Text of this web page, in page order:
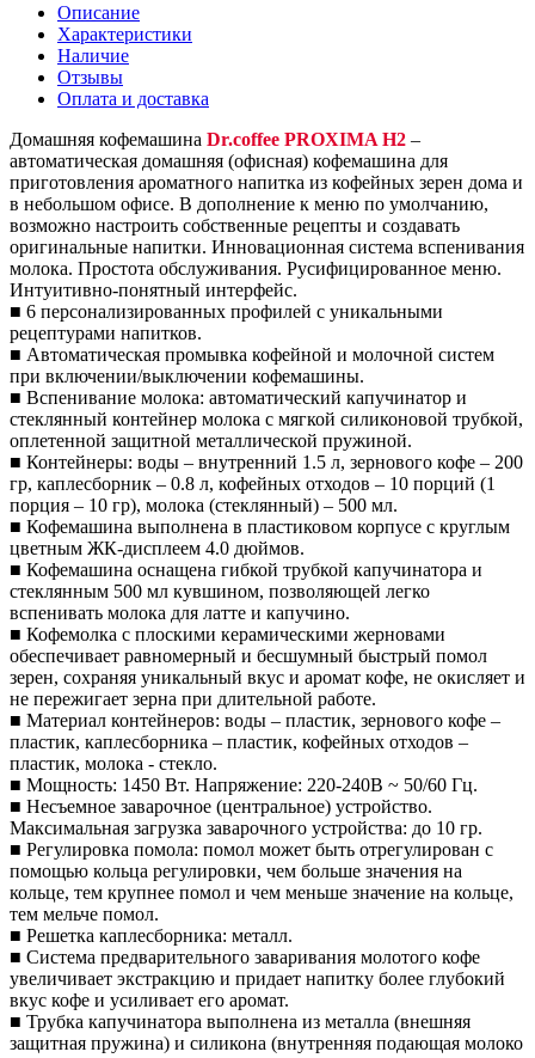
Описание
Характеристики
Наличие
Отзывы
Оплата и доставка
Домашняя кофемашина Dr.coffee PROXIMA H2 –
автоматическая домашняя (офисная) кофемашина для
приготовления ароматного напитка из кофейных зерен дома и
в небольшом офисе. В дополнение к меню по умолчанию,
возможно настроить собственные рецепты и создавать
оригинальные напитки. Инновационная система вспенивания
молока. Простота обслуживания. Русифицированное меню.
Интуитивно-понятный интерфейс.
■ 6 персонализированных профилей с уникальными
рецептурами напитков.
■ Автоматическая промывка кофейной и молочной систем
при включении/выключении кофемашины.
■ Вспенивание молока: автоматический капучинатор и
стеклянный контейнер молока с мягкой силиконовой трубкой,
оплетенной защитной металлической пружиной.
■ Контейнеры: воды – внутренний 1.5 л, зернового кофе – 200
гр, каплесборник – 0.8 л, кофейных отходов – 10 порций (1
порция – 10 гр), молока (стеклянный) – 500 мл.
■ Кофемашина выполнена в пластиковом корпусе с круглым
цветным ЖК-дисплеем 4.0 дюймов.
■ Кофемашина оснащена гибкой трубкой капучинатора и
стеклянным 500 мл кувшином, позволяющей легко
вспенивать молока для латте и капучино.
■ Кофемолка с плоскими керамическими жерновами
обеспечивает равномерный и бесшумный быстрый помол
зерен, сохраняя уникальный вкус и аромат кофе, не окисляет и
не пережигает зерна при длительной работе.
■ Материал контейнеров: воды – пластик, зернового кофе –
пластик, каплесборника – пластик, кофейных отходов –
пластик, молока - стекло.
■ Мощность: 1450 Вт. Напряжение: 220-240В ~ 50/60 Гц.
■ Несъемное заварочное (центральное) устройство.
Максимальная загрузка заварочного устройства: до 10 гр.
■ Регулировка помола: помол может быть отрегулирован с
помощью кольца регулировки, чем больше значения на
кольце, тем крупнее помол и чем меньше значение на кольце,
тем мельче помол.
■ Решетка каплесборника: металл.
■ Система предварительного заваривания молотого кофе
увеличивает экстракцию и придает напитку более глубокий
вкус кофе и усиливает его аромат.
■ Трубка капучинатора выполнена из металла (внешняя
защитная пружина) и силикона (внутренняя подающая молоко